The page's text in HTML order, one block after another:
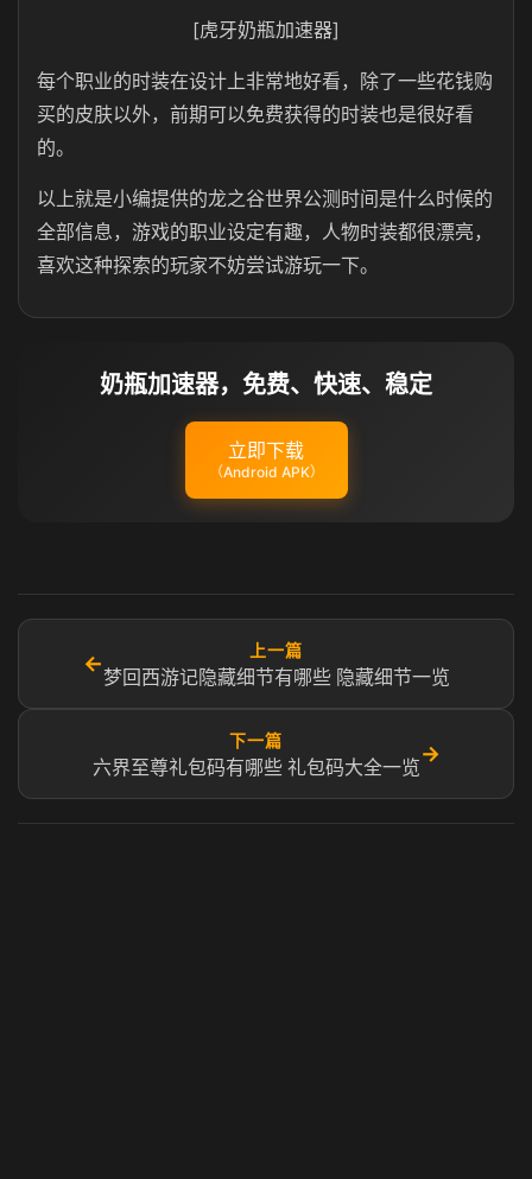
[虎牙奶瓶加速器]
每个职业的时装在设计上非常地好看，除了一些花钱购
买的皮肤以外，前期可以免费获得的时装也是很好看
的。
以上就是小编提供的龙之谷世界公测时间是什么时候的
全部信息，游戏的职业设定有趣，人物时装都很漂亮，
喜欢这种探索的玩家不妨尝试游玩一下。
奶瓶加速器，免费、快速、稳定
立即下载
（Android APK）
←
上一篇
梦回西游记隐藏细节有哪些 隐藏细节一览
下一篇
六界至尊礼包码有哪些 礼包码大全一览
→